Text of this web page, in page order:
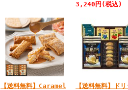
3,240円 (税込)
【送料無料】Caramel
【送料無料】ド